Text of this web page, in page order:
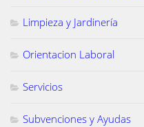
Limpieza y Jardinería
Orientacion Laboral
Servicios
Subvenciones y Ayudas